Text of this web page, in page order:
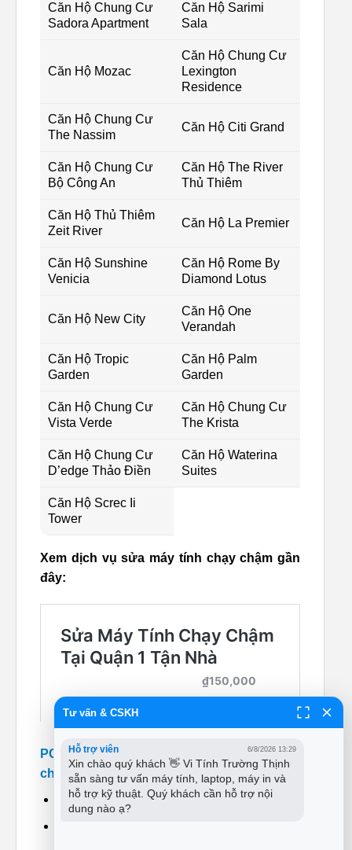
Căn Hộ Chung Cư
Sadora Apartment
Căn Hộ Sarimi
Sala
Căn Hộ Mozac
Căn Hộ Chung Cư
Lexington
Residence
Căn Hộ Chung Cư
The Nassim
Căn Hộ Citi Grand
Căn Hộ Chung Cư
Bộ Công An
Căn Hộ The River
Thủ Thiêm
Căn Hộ Thủ Thiêm
Zeit River
Căn Hộ La Premier
Căn Hộ Sunshine
Venicia
Căn Hộ Rome By
Diamond Lotus
Căn Hộ New City
Căn Hộ One
Verandah
Căn Hộ Tropic
Garden
Căn Hộ Palm
Garden
Căn Hộ Chung Cư
Vista Verde
Căn Hộ Chung Cư
The Krista
Căn Hộ Chung Cư
D’edge Thảo Điền
Căn Hộ Waterina
Suites
Căn Hộ Screc Ii
Tower
Xem dịch vụ sửa máy tính chạy chậm gần
đây:
PCI cam kết dịch vụ sửa máy tính chạy
chậm tại Quận 2 – Uy tín tạo niềm tin
Sửa nhanh – tận nhà – lấy liền.
Tư vấn & CSKH
Hỗ trợ viên 6/8/2026 13:29
Xin chào quý khách 👋 Vi Tính Trường Thịnh
sẵn sàng tư vấn máy tính, laptop, máy in và
hỗ trợ kỹ thuật. Quý khách cần hỗ trợ nội
dung nào ạ?